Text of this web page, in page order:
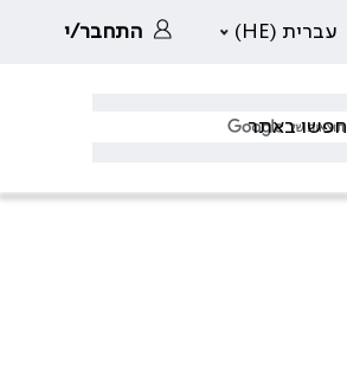
עברית (HE) התחבר/י